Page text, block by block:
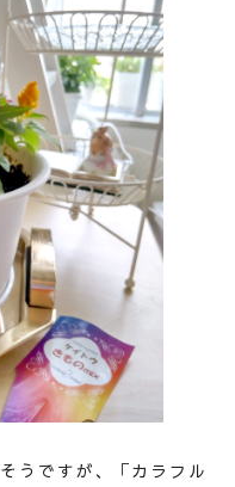
うですが、「カラフル